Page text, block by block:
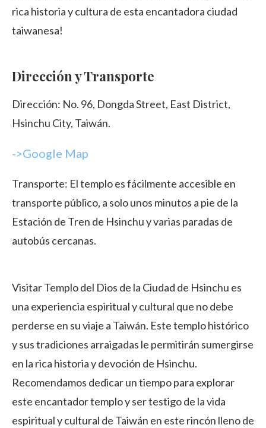
rica historia y cultura de esta encantadora ciudad
taiwanesa!
Dirección y Transporte
Dirección: No. 96, Dongda Street, East District,
Hsinchu City, Taiwán.
->Google Map
Transporte: El templo es fácilmente accesible en
transporte público, a solo unos minutos a pie de la
Estación de Tren de Hsinchu y varias paradas de
autobús cercanas.
Visitar Templo del Dios de la Ciudad de Hsinchu es
una experiencia espiritual y cultural que no debe
perderse en su viaje a Taiwán. Este templo histórico
y sus tradiciones arraigadas le permitirán sumergirse
en la rica historia y devoción de Hsinchu.
Recomendamos dedicar un tiempo para explorar
este encantador templo y ser testigo de la vida
espiritual y cultural de Taiwán en este rincón lleno de